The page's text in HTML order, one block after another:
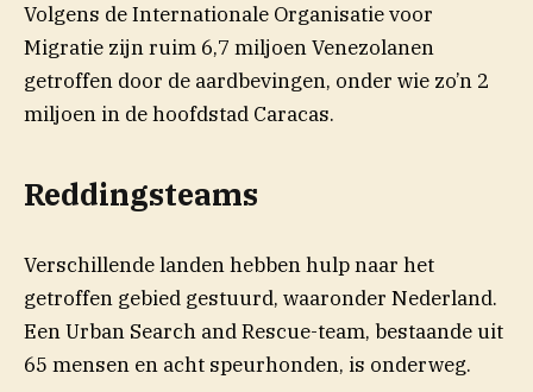
Volgens de Internationale Organisatie voor
Migratie zijn ruim 6,7 miljoen Venezolanen
getroffen door de aardbevingen, onder wie zo’n 2
miljoen in de hoofdstad Caracas.
Reddingsteams
Verschillende landen hebben hulp naar het
getroffen gebied gestuurd, waaronder Nederland.
Een Urban Search and Rescue-team, bestaande uit
65 mensen en acht speurhonden, is onderweg.